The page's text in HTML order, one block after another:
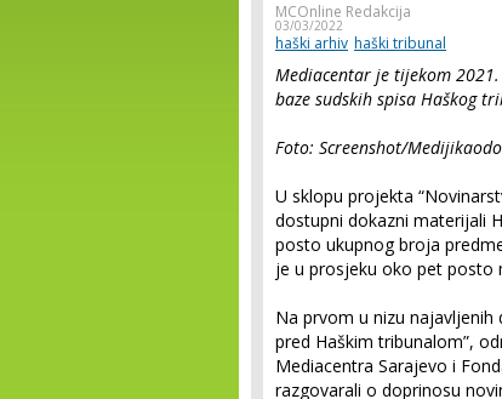
MCOnline Redakcija
03/03/2022
haški arhiv haški tribunal
Mediacentar je tijekom
baze sudskih spisa Haškog
Foto: Screenshot/
U sklopu projekta
dostupni dokazni materijali
posto ukupnog broja
je u prosjeku oko pet posto
Na prvom u nizu
pred Haškim tribunalom”,
Mediacentra Sarajevo i
razgovarali o doprinosu